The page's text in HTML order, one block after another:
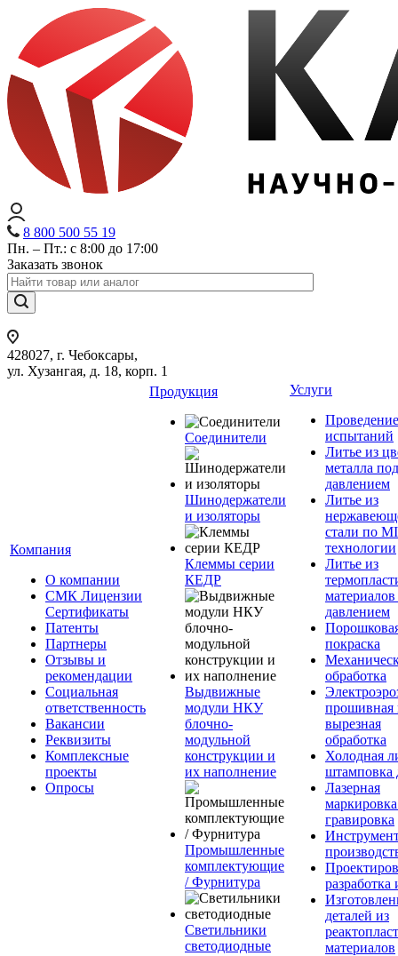
8 800 500 55 19
Пн. – Пт.: с 8:00 до 17:00
Заказать звонок
428027, г. Чебоксары,
ул. Хузангая, д. 18, корп. 1
Компания
О компании
СМК Лицензии
Сертификаты
Патенты
Партнеры
Отзывы и
рекомендации
Социальная
ответственность
Вакансии
Реквизиты
Комплексные
проекты
Опросы
Продукция
Соединители
Шинодержатели
и изоляторы
Клеммы серии
КЕДР
Выдвижные
модули НКУ
блочно-
модульной
конструкции и
их наполнение
Промышленные
комплектующие
/ Фурнитура
Светильники
светодиодные
Услуги
Проведение
испытаний
Литье из
металла под
давлением
Литье из
стали по
технологии
Литье из
давлением
покраска
обработка
прошивная
вырезная
обработка
Холодная
штамповка
Лазерная
гравировка
разработка
деталей из
материалов